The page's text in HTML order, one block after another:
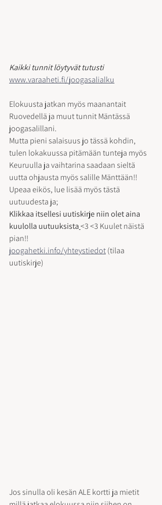
Kaikki tunnit löytyvät tutusti
www.varaaheti.fi/joogasalialku
Elokuusta jatkan myös maanantait
Ruovedellä ja muut tunnit Mäntässä
joogasalillani.
Mutta pieni salaisuus jo tässä kohdin,
tulen lokakuussa pitämään tunteja myös
Keuruulla ja vaihtarina saadaan sieltä
uutta ohjausta myös salille Mänttään!!
Upeaa eikös, lue lisää myös tästä
uutuudesta ja;
Klikkaa itsellesi uutiskirje niin olet aina
kuulolla uutuuksista<3 <3 Kuulet näistä
pian!!
joogahetki.info/yhteystiedot (tilaa
uutiskirje)
Jos sinulla oli kesän ALE kortti ja mietit